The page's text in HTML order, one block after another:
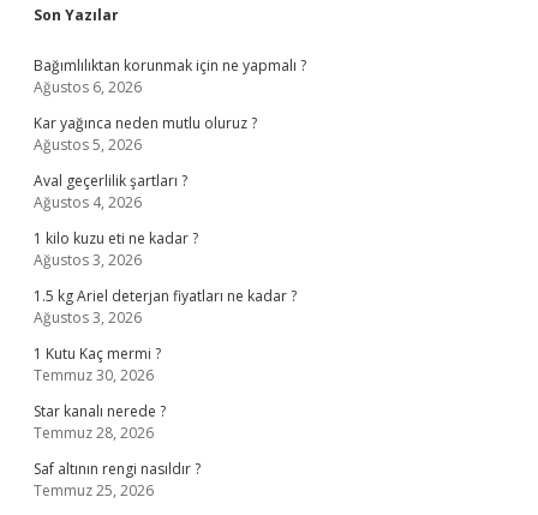
Sidebar
Son Yazılar
Bağımlılıktan korunmak için ne yapmalı ?
Ağustos 6, 2026
Kar yağınca neden mutlu oluruz ?
Ağustos 5, 2026
Aval geçerlilik şartları ?
Ağustos 4, 2026
1 kilo kuzu eti ne kadar ?
Ağustos 3, 2026
1.5 kg Ariel deterjan fiyatları ne kadar ?
Ağustos 3, 2026
1 Kutu Kaç mermi ?
Temmuz 30, 2026
Star kanalı nerede ?
Temmuz 28, 2026
Saf altının rengi nasıldır ?
Temmuz 25, 2026